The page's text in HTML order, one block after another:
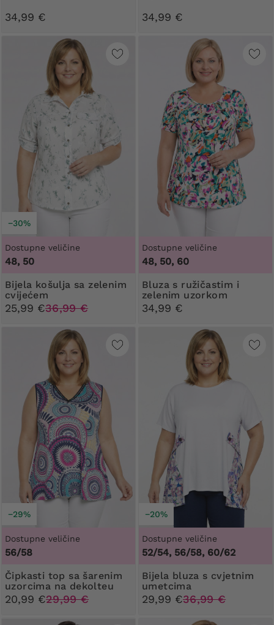
34,99 € 34,99 €
−30%
Dostupne veličine
48, 50
Bijela košulja sa zelenim
cvijećem
25,99 €36,99 €
Dostupne veličine
48, 50, 60
Bluza s ružičastim i
zelenim uzorkom
34,99 €
−29%
Dostupne veličine
56/58
Čipkasti top sa šarenim
uzorcima na dekolteu
20,99 €29,99 €
−20%
Dostupne veličine
52/54, 56/58, 60/62
Bijela bluza s cvjetnim
umetcima
29,99 €36,99 €